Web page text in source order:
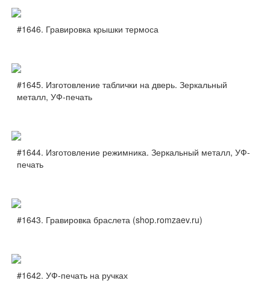
#1646. Гравировка крышки термоса
#1645. Изготовление таблички на дверь. Зеркальный
металл, УФ-печать
#1644. Изготовление режимника. Зеркальный металл, УФ-
печать
#1643. Гравировка браслета (shop.romzaev.ru)
#1642. УФ-печать на ручках